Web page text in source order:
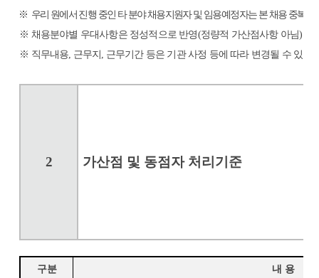
※ 우리 원에서 진행 중인 타 분야 채용지원자 및 임용예정자는 본 채용 중복지
※ 채용분야별 우대사항은 정성적으로 반영(정량적 가산점사항 아님)
※ 직무내용, 근무지, 근무기간 등은 기관 사정 등에 따라 변경될 수 있
2 가산점 및 동점자 처리기준
구분 내 용